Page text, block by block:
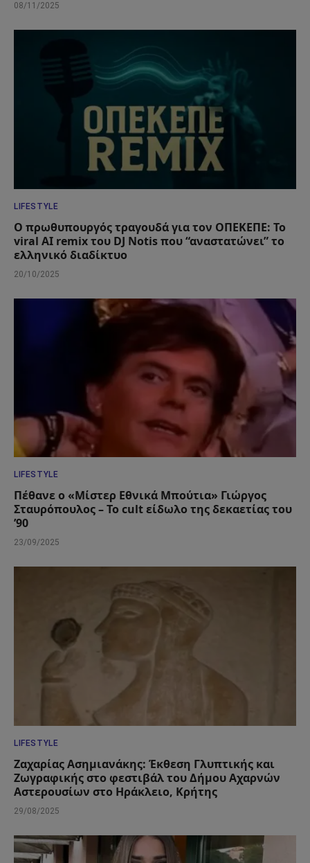
08/11/2025
LIFESTYLE
Ο πρωθυπουργός τραγουδά για τον ΟΠΕΚΕΠΕ: Το
viral AI remix του DJ Notis που “αναστατώνει” το
ελληνικό διαδίκτυο
20/10/2025
LIFESTYLE
Πέθανε ο «Μίστερ Εθνικά Μπούτια» Γιώργος
Σταυρόπουλος – Το cult είδωλο της δεκαετίας του
’90
23/09/2025
LIFESTYLE
Ζαχαρίας Ασημιανάκης: Έκθεση Γλυπτικής και
Ζωγραφικής στο φεστιβάλ του Δήμου Αχαρνών
Αστερουσίων στο Ηράκλειο, Κρήτης
29/08/2025